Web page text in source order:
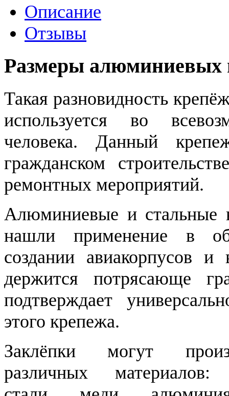
Описание
Отзывы
Размеры алюминиевых
Такая разновидность
используется во
человека. Данный
гражданском
ремонтных мероприятий.
Алюминиевые и стальные
нашли применение в
создании авиакорпусов
держится потрясающе
подтверждает
этого крепежа.
Заклёпки могут
различных